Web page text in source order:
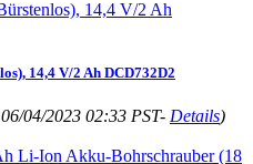
14,4 V/2 Ah DCD732D2
04/2023 02:33 PST- Details)